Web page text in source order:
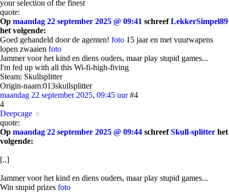
your selection of the finest
quote:
Op maandag 22 september 2025 @ 09:41 schreefLekkerSimpel89
het volgende:
Goed gehandeld door de agenten! foto 15 jaar en met vuurwapens
lopen zwaaien foto
Jammer voor het kind en diens ouders, maar play stupid games...
I'm fed up with all this Wi-fi-high-fiving
Steam: Skullsplitter
Origin-naam:013skullsplitter
maandag 22 september 2025, 09:45 uur #4
4
Deepcage
quote:
Op maandag 22 september 2025 @ 09:44 schreefSkull-splitter het
volgende:
[..]
Jammer voor het kind en diens ouders, maar play stupid games...
Win stupid prizes foto